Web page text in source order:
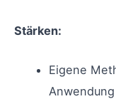
Stärken:
Eigene